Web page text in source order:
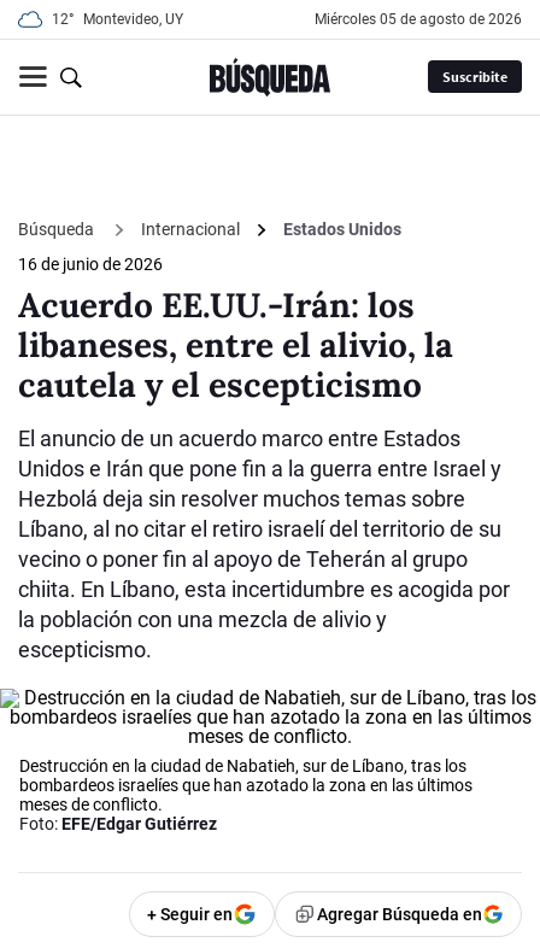
12° Montevideo, UY miércoles 05 de agosto de 2026
Suscribite
Búsqueda Internacional
Estados Unidos
16 de junio de 2026
Acuerdo EE.UU.-Irán: los
libaneses, entre el alivio, la
cautela y el escepticismo
El anuncio de un acuerdo marco entre Estados
Unidos e Irán que pone fin a la guerra entre Israel y
Hezbolá deja sin resolver muchos temas sobre
Líbano, al no citar el retiro israelí del territorio de su
vecino o poner fin al apoyo de Teherán al grupo
chiita. En Líbano, esta incertidumbre es acogida por
la población con una mezcla de alivio y
escepticismo.
Destrucción en la ciudad de Nabatieh, sur de Líbano, tras los
bombardeos israelíes que han azotado la zona en las últimos
meses de conflicto.
Foto:EFE/Edgar Gutiérrez
+ Seguir en Agregar Búsqueda en